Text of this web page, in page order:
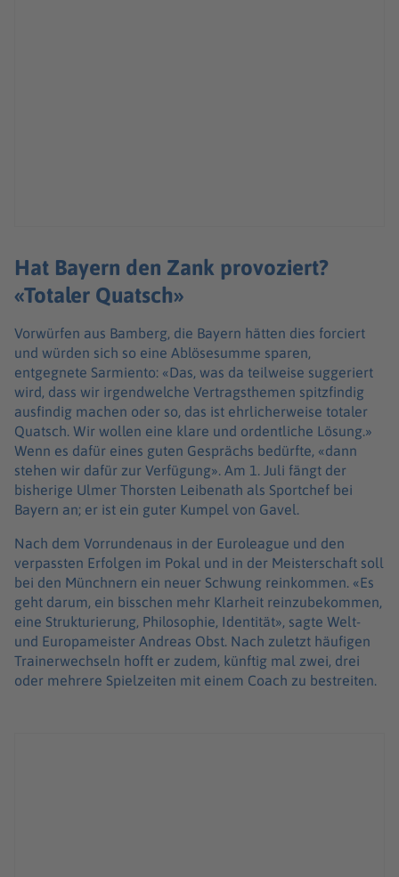
Hat Bayern den Zank provoziert?
«Totaler Quatsch»
Vorwürfen aus Bamberg, die Bayern hätten dies forciert
und würden sich so eine Ablösesumme sparen,
entgegnete Sarmiento: «Das, was da teilweise suggeriert
wird, dass wir irgendwelche Vertragsthemen spitzfindig
ausfindig machen oder so, das ist ehrlicherweise totaler
Quatsch. Wir wollen eine klare und ordentliche Lösung.»
Wenn es dafür eines guten Gesprächs bedürfte, «dann
stehen wir dafür zur Verfügung». Am 1. Juli fängt der
bisherige Ulmer Thorsten Leibenath als Sportchef bei
Bayern an; er ist ein guter Kumpel von Gavel.
Nach dem Vorrundenaus in der Euroleague und den
verpassten Erfolgen im Pokal und in der Meisterschaft soll
bei den Münchnern ein neuer Schwung reinkommen. «Es
geht darum, ein bisschen mehr Klarheit reinzubekommen,
eine Strukturierung, Philosophie, Identität», sagte Welt-
und Europameister Andreas Obst. Nach zuletzt häufigen
Trainerwechseln hofft er zudem, künftig mal zwei, drei
oder mehrere Spielzeiten mit einem Coach zu bestreiten.